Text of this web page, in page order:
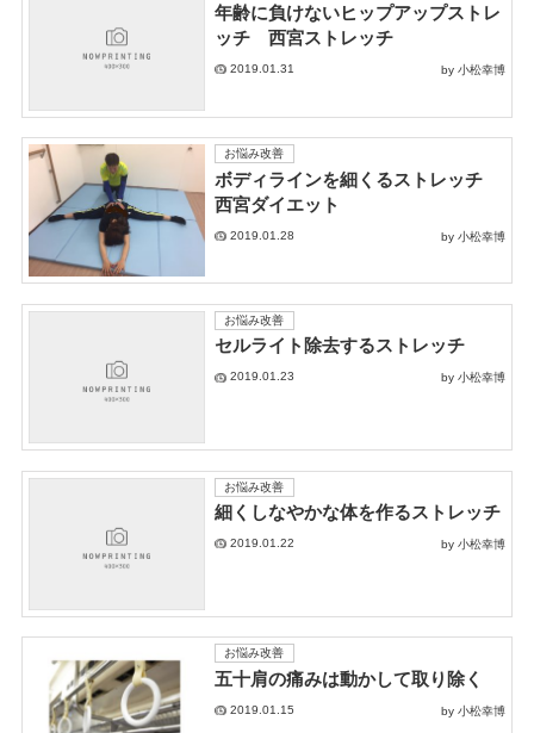
年齢に負けないヒップアップストレ
ッチ 西宮ストレッチ
2019.01.31 by 小松幸博
お悩み改善
ボディラインを細くるストレッチ
西宮ダイエット
2019.01.28 by 小松幸博
お悩み改善
セルライト除去するストレッチ
2019.01.23 by 小松幸博
お悩み改善
細くしなやかな体を作るストレッチ
2019.01.22 by 小松幸博
お悩み改善
五十肩の痛みは動かして取り除く
2019.01.15 by 小松幸博